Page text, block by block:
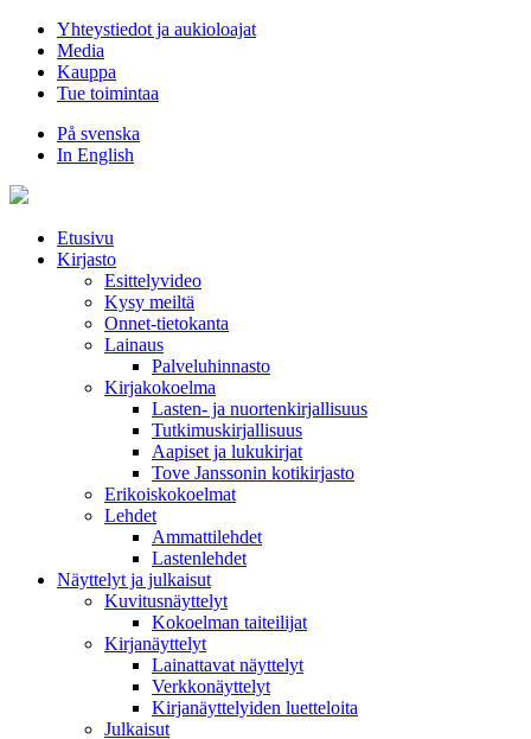
Hyppää
sisältöön
Yhteystiedot ja aukioloajat
Media
Kauppa
Tue toimintaa
På svenska
In English
Etusivu
Kirjasto
Esittelyvideo
Kysy meiltä
Onnet-tietokanta
Lainaus
Palveluhinnasto
Kirjakokoelma
Lasten- ja nuortenkirjallisuus
Tutkimuskirjallisuus
Aapiset ja lukukirjat
Tove Janssonin kotikirjasto
Erikoiskokoelmat
Lehdet
Ammattilehdet
Lastenlehdet
Näyttelyt ja julkaisut
Kuvitusnäyttelyt
Kokoelman taiteilijat
Kirjanäyttelyt
Lainattavat näyttelyt
Verkkonäyttelyt
Kirjanäyttelyiden luetteloita
Julkaisut